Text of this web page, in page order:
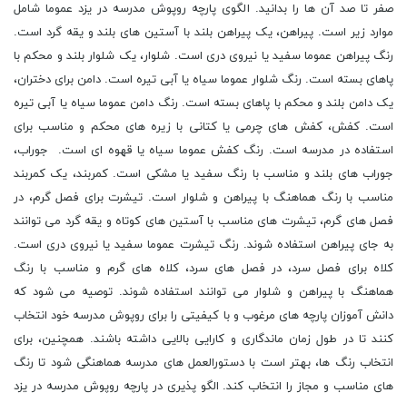
صفر تا صد آن ها را بدانید. الگوی پارچه روپوش مدرسه در یزد عموما شامل
موارد زیر است. پیراهن، یک پیراهن بلند با آستین های بلند و یقه گرد است.
رنگ پیراهن عموما سفید یا نیروی دری است. شلوار، یک شلوار بلند و محکم با
پاهای بسته است. رنگ شلوار عموما سیاه یا آبی تیره است. دامن برای دختران،
یک دامن بلند و محکم با پاهای بسته است. رنگ دامن عموما سیاه یا آبی تیره
است. کفش، کفش های چرمی یا کتانی با زیره های محکم و مناسب برای
استفاده در مدرسه است. رنگ کفش عموما سیاه یا قهوه ای است. جوراب،
جوراب های بلند و مناسب با رنگ سفید یا مشکی است. کمربند، یک کمربند
مناسب با رنگ هماهنگ با پیراهن و شلوار است. تیشرت برای فصل گرم، در
فصل های گرم، تیشرت های مناسب با آستین های کوتاه و یقه گرد می توانند
به جای پیراهن استفاده شوند. رنگ تیشرت عموما سفید یا نیروی دری است.
کلاه برای فصل سرد، در فصل های سرد، کلاه های گرم و مناسب با رنگ
هماهنگ با پیراهن و شلوار می توانند استفاده شوند. توصیه می شود که
دانش آموزان پارچه های مرغوب و با کیفیتی را برای روپوش مدرسه خود انتخاب
کنند تا در طول زمان ماندگاری و کارایی بالایی داشته باشند. همچنین، برای
انتخاب رنگ ها، بهتر است با دستورالعمل های مدرسه هماهنگی شود تا رنگ
های مناسب و مجاز را انتخاب کند. الگو پذیری در پارچه روپوش مدرسه در یزد